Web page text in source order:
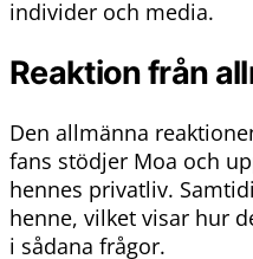
individer och media.
Reaktion från
Den allmänna
fans stödjer Moa och
hennes privatliv.
henne, vilket visar hur
i sådana frågor.